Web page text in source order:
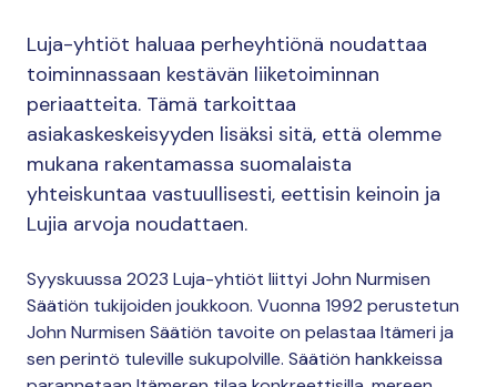
Luja-yhtiöt haluaa perheyhtiönä noudattaa
toiminnassaan kestävän liiketoiminnan
periaatteita. Tämä tarkoittaa
asiakaskeskeisyyden lisäksi sitä, että olemme
mukana rakentamassa suomalaista
yhteiskuntaa vastuullisesti, eettisin keinoin ja
Lujia arvoja noudattaen.
Syyskuussa 2023 Luja-yhtiöt liittyi John Nurmisen
Säätiön tukijoiden joukkoon. Vuonna 1992 perustetun
John Nurmisen Säätiön tavoite on pelastaa Itämeri ja
sen perintö tuleville sukupolville. Säätiön hankkeissa